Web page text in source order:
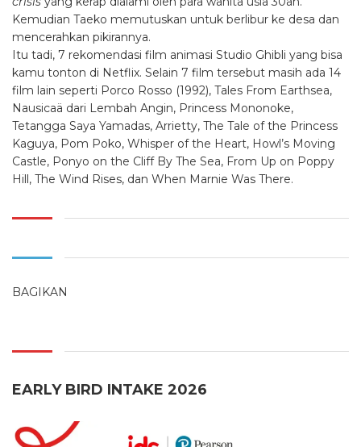
Kemudian Taeko memutuskan untuk berlibur ke desa dan
mencerahkan pikirannya.
Itu tadi, 7 rekomendasi film animasi Studio Ghibli yang bisa
kamu tonton di Netflix. Selain 7 film tersebut masih ada 14
film lain seperti Porco Rosso (1992), Tales From Earthsea,
Nausicaä dari Lembah Angin, Princess Mononoke,
Tetangga Saya Yamadas, Arrietty, The Tale of the Princess
Kaguya, Pom Poko, Whisper of the Heart, Howl’s Moving
Castle, Ponyo on the Cliff By The Sea, From Up on Poppy
Hill, The Wind Rises, dan When Marnie Was There.
BAGIKAN
EARLY BIRD INTAKE 2026